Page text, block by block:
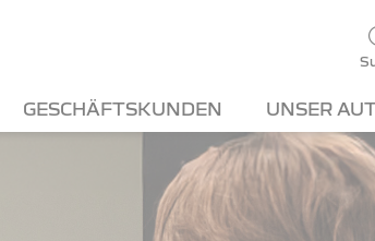
GESCHÄFTSKUNDEN UNSER